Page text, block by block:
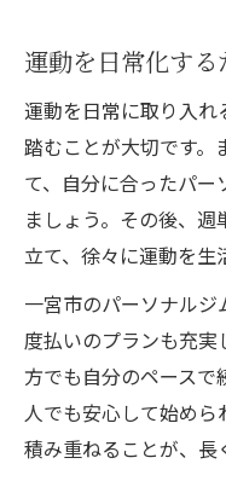
運動を日常化す
運動を日常に取り入れ
踏むことが大切です。
て、自分に合ったパ
ましょう。その後、
立て、徐々に運動を生
一宮市のパーソナル
度払いのプランも充実
方でも自分のペース
人でも安心して始め
積み重ねることが、長